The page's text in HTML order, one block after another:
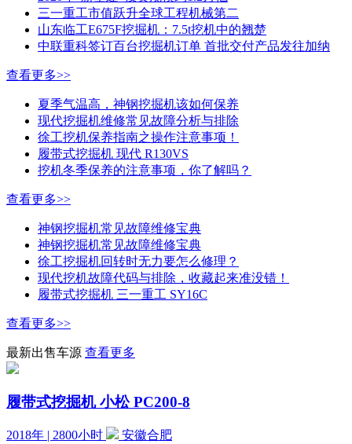
三一重工市值跃升全球工程机械第二
山东临工E675F挖掘机：7.5t挖机中的翘楚
中联重科签订百台挖掘机订单 首批交付产品发往加纳
查看更多>>
夏季气温高，神钢挖掘机该如何保养
现代挖掘机维修常见故障分析与排除
徐工挖机保养指南之操作注意事项！
履带式挖掘机 现代 R130VS
挖机冬季保养的注意事项，你了解吗？
查看更多>>
神钢挖掘机常见故障维修宝典
神钢挖掘机常见故障维修宝典
徐工挖掘机回转时无力要怎么修理？
现代挖机故障代码与排除，收藏起来准没错！
履带式挖掘机 三一重工 SY16C
查看更多>>
最新出售车源 查看更多
履带式挖掘机 小松 PC200-8
2018年 | 2800小时
安徽合肥